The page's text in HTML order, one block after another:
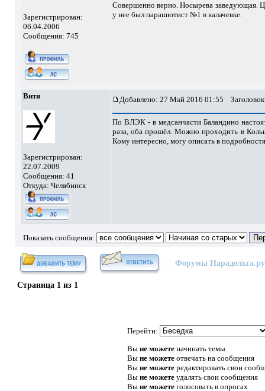
Зарегистрирован:
06.04.2006
Сообщения: 745
Совершенно верно. Носырева заведующая.
у нее был парашютист №1 в калачевке.
Витя
Зарегистрирован:
22.07.2009
Сообщения: 41
Откуда: Челябинск
Добавлено: 27 Май 2016 01:55
По ВЛЭК - в медсанчасти Баландино
раза, оба прошёл. Можно проходить в
Кому интересно, могу описать в
Показать сообщения:
Форумы Парадельта.ру
Страница 1из 1
Перейти:
Вы не можетеначинать темы
Вы не можетеотвечать на сообщения
Вы не можетередактировать свои
Вы не можетеудалять свои сообщения
Вы не можетеголосовать в опросах